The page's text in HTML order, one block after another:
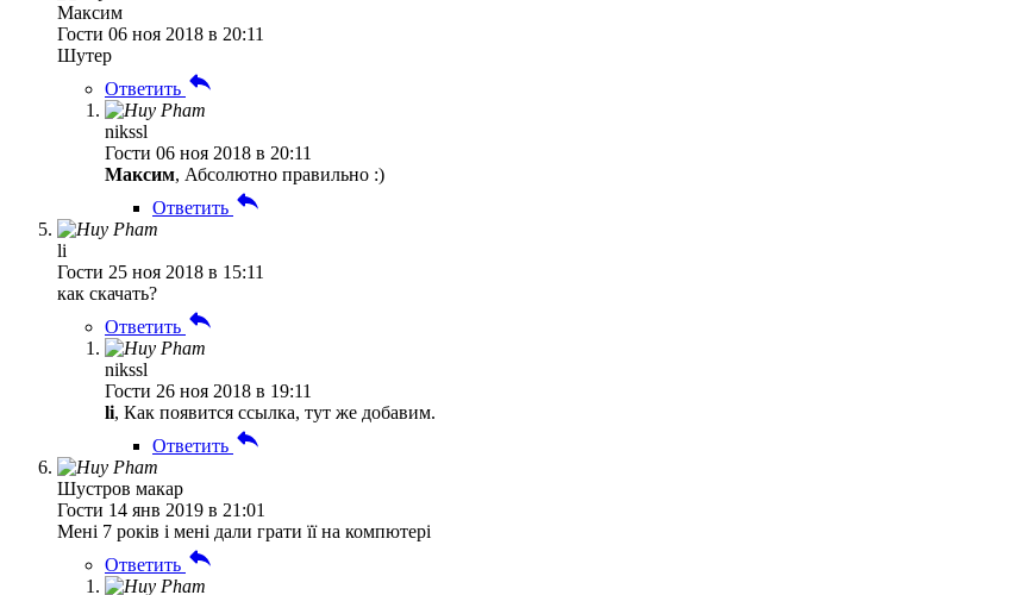
Максим
Гости 06 ноя 2018 в 20:11
Шутер
Ответить
nikssl
Гости 06 ноя 2018 в 20:11
Максим, Абсолютно правильно :)
Ответить
li
Гости 25 ноя 2018 в 15:11
как скачать?
Ответить
nikssl
Гости 26 ноя 2018 в 19:11
li, Как появится ссылка, тут же добавим.
Ответить
Шустров макар
Гости 14 янв 2019 в 21:01
Мені 7 років і мені дали грати її на компютері
Ответить